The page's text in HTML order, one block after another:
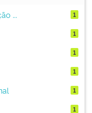
...
1
1
1
1
1
1